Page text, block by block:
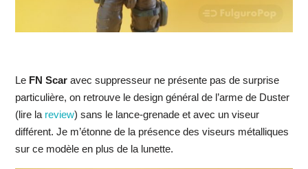
Le FN Scaravec suppresseur ne présente pas de surprise
particulière, on retrouve le design général de l’arme de Duster
(lire la review) sans le lance-grenade et avec un viseur
différent. Je m’étonne de la présence des viseurs métalliques
sur ce modèle en plus de la lunette.